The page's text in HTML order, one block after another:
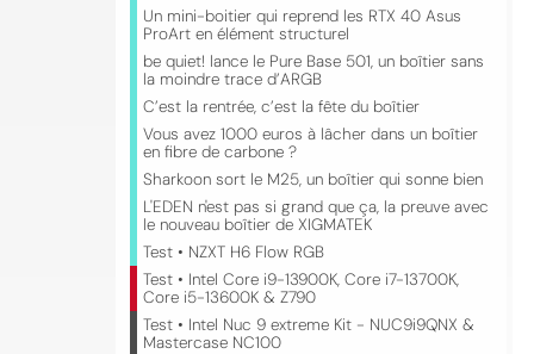
Un mini-boitier qui reprend les RTX 40 Asus
ProArt en élément structurel
be quiet! lance le Pure Base 501, un boîtier sans
la moindre trace d’ARGB
C’est la rentrée, c’est la fête du boîtier
Vous avez 1000 euros à lâcher dans un boîtier
en fibre de carbone ?
Sharkoon sort le M25, un boîtier qui sonne bien
L'EDEN n'est pas si grand que ça, la preuve avec
le nouveau boîtier de XIGMATEK
Test • NZXT H6 Flow RGB
Test • Intel Core i9-13900K, Core i7-13700K,
Core i5-13600K & Z790
Test • Intel Nuc 9 extreme Kit - NUC9i9QNX &
Mastercase NC100